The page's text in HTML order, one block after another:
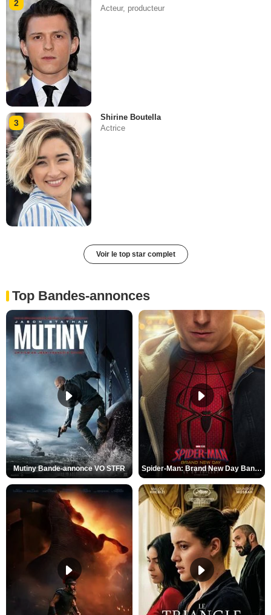
2
Acteur, producteur
3
Shirine Boutella
Actrice
Voir le top star complet
Top Bandes-annonces
Mutiny Bande-annonce VO STFR Spider-Man: Brand New Day Bande-annonce VO STFR